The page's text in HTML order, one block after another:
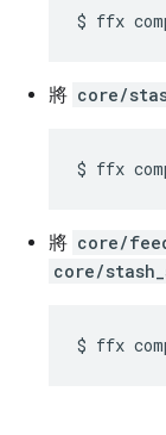
將 core/
將 core/
core/